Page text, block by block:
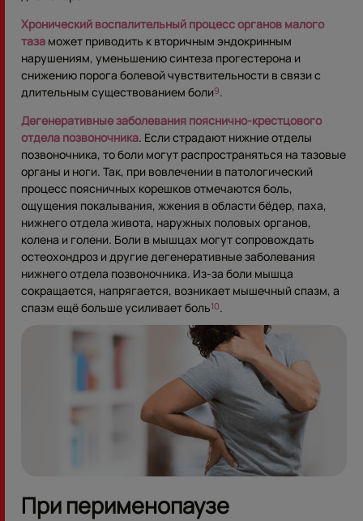
Хронический воспалительный процесс органов малого
таза может приводить к вторичным эндокринным
нарушениям, уменьшению синтеза прогестерона и
снижению порога болевой чувствительности в связи с
длительным существованием боли9.
Дегенеративные заболевания пояснично-крестцового
отдела позвоночника. Если страдают нижние отделы
позвоночника, то боли могут распространяться на тазовые
органы и ноги. Так, при вовлечении в патологический
процесс поясничных корешков отмечаются боль,
ощущения покалывания, жжения в области бёдер, паха,
нижнего отдела живота, наружных половых органов,
колена и голени. Боли в мышцах могут сопровождать
остеохондроз и другие дегенеративные заболевания
нижнего отдела позвоночника. Из-за боли мышца
сокращается, напрягается, возникает мышечный спазм, а
спазм ещё больше усиливает боль10.
При перименопаузе